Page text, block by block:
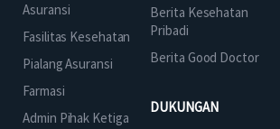
Asuransi
Fasilitas Kesehatan
Pialang Asuransi
Farmasi
Admin Pihak Ketiga
Berita Kesehatan
Pribadi
Berita Good Doctor
DUKUNGAN